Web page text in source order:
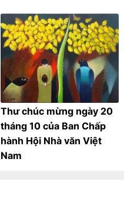
Thư chúc mừng ngày 20
tháng 10 của Ban Chấp
hành Hội Nhà văn Việt
Nam